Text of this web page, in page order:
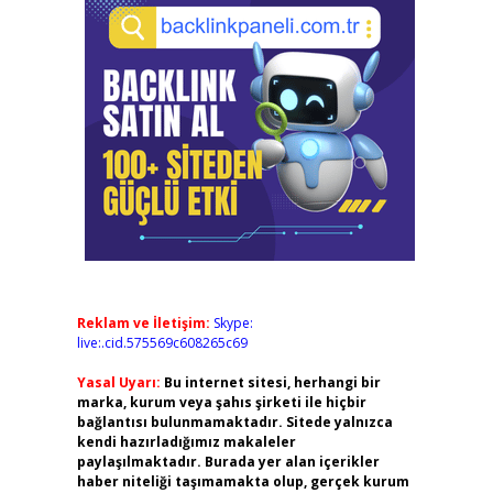
Reklam ve İletişim: Skype:
live:.cid.575569c608265c69
Yasal Uyarı: Bu internet sitesi, herhangi bir
marka, kurum veya şahıs şirketi ile hiçbir
bağlantısı bulunmamaktadır. Sitede yalnızca
kendi hazırladığımız makaleler
paylaşılmaktadır. Burada yer alan içerikler
haber niteliği taşımamakta olup, gerçek kurum